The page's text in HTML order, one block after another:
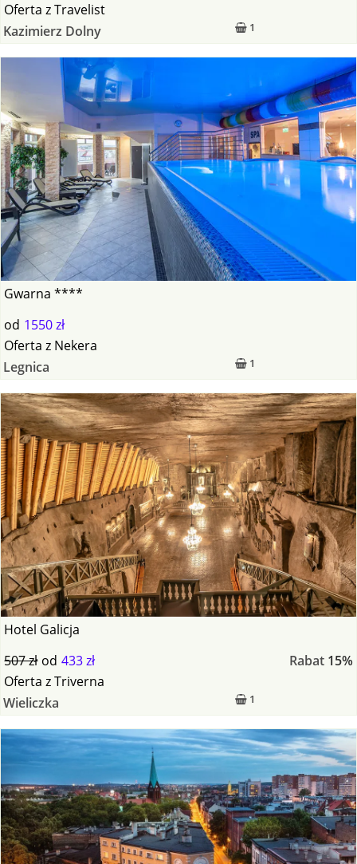
1
Oferta zTravelist
Kazimierz Dolny
Gwarna ****
od 1550 zł
1
Oferta z Nekera
Legnica
Hotel Galicja
507 zł od 433 zł Rabat 15%
1
Oferta zTriverna
Wieliczka